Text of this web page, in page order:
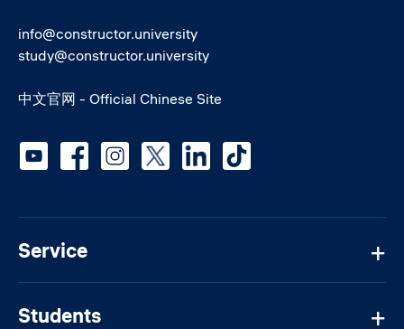
info@constructor.university
study@constructor.university
中文官网 - Official Chinese Site
Service
Students
Social media